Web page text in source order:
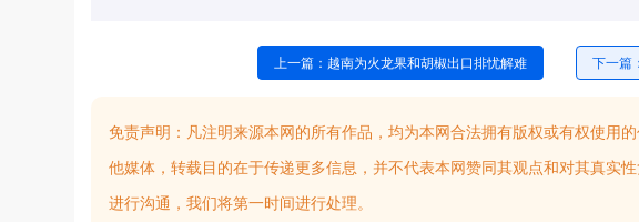
上一篇：越南为火龙果和胡椒出口排忧解难 下一篇
免责声明： 凡注明来源本网的所有作品，均为本网合法拥有版权或有权使用
他媒体，转载目的在于传递更多信息，并不代表本网赞同其观点和对其真实
进行沟通，我们将第一时间进行处理。